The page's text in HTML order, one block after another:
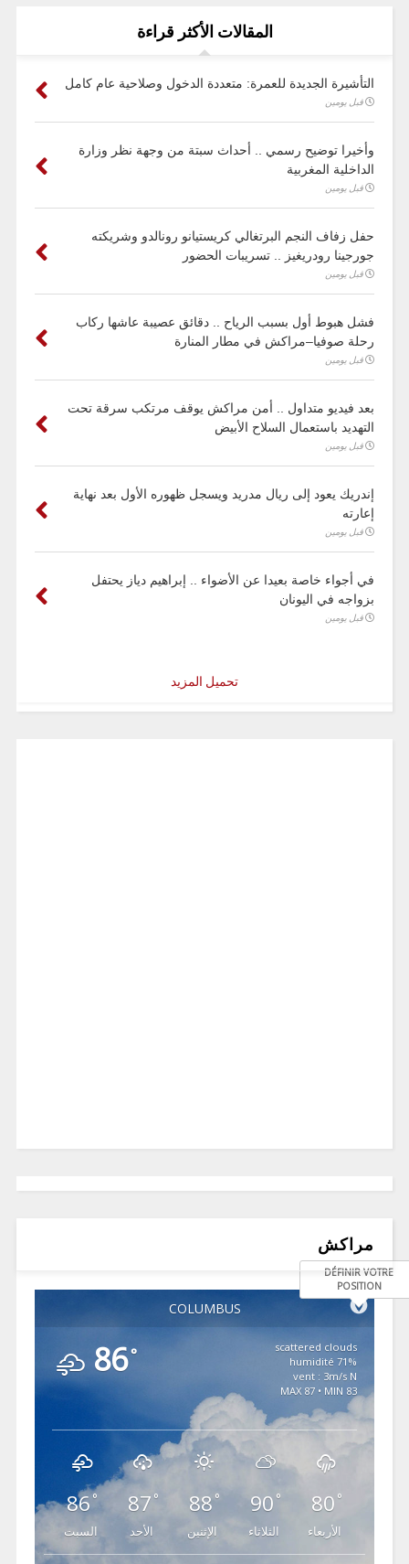
المقالات الأكثر قراءة
التأشيرة الجديدة للعمرة: متعددة الدخول وصلاحية عام كامل
قبل يومين
وأخيرا توضيح رسمي .. أحداث سبتة من وجهة نظر وزارة
الداخلية المغربية
قبل يومين
حفل زفاف النجم البرتغالي كريستيانو رونالدو وشريكته
جورجينا رودريغيز .. تسريبات الحضور
قبل يومين
فشل هبوط أول بسبب الرياح .. دقائق عصيبة عاشها ركاب
رحلة صوفيا–مراكش في مطار المنارة
قبل يومين
بعد فيديو متداول .. أمن مراكش يوقف مرتكب سرقة تحت
التهديد باستعمال السلاح الأبيض
قبل يومين
إندريك يعود إلى ريال مدريد ويسجل ظهوره الأول بعد نهاية
إعارته
قبل يومين
في أجواء خاصة بعيدا عن الأضواء .. إبراهيم دياز يحتفل
بزواجه في اليونان
قبل يومين
تحميل المزيد
مراكش
COLUMBUS
DÉFINIR VOTRE
POSITION
86°
scattered clouds
71% humidité
vent : 3m/s N
MAX 87 • MIN 83
86°
السبت
87 °
الأحد
88°
الإثنين
90 °
الثلاثاء
80 °
الأربعاء